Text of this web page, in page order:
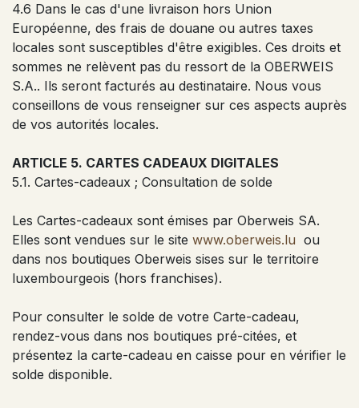
4.6 Dans le cas d'une livraison hors Union
Européenne, des frais de douane ou autres taxes
locales sont susceptibles d'être exigibles. Ces droits et
sommes ne relèvent pas du ressort de la OBERWEIS
S.A.. Ils seront facturés au destinataire. Nous vous
conseillons de vous renseigner sur ces aspects auprès
de vos autorités locales.
ARTICLE 5. CARTES CADEAUX DIGITALES
5.1. Cartes-cadeaux ; Consultation de solde
Les Cartes-cadeaux sont émises par Oberweis SA.
Elles sont vendues sur le site www.oberweis.lu ou
dans nos boutiques Oberweis sises sur le territoire
luxembourgeois (hors franchises).
Pour consulter le solde de votre Carte-cadeau,
rendez-vous dans nos boutiques pré-citées, et
présentez la carte-cadeau en caisse pour en vérifier le
solde disponible.